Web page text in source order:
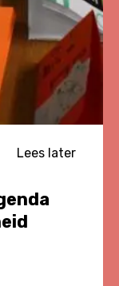
Lees later